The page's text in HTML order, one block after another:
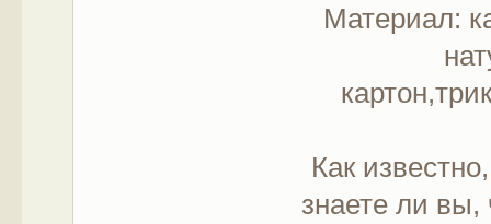
Материал:
Как
знаете ли вы,